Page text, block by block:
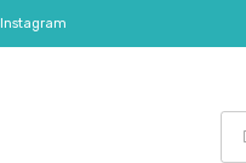
Instagram